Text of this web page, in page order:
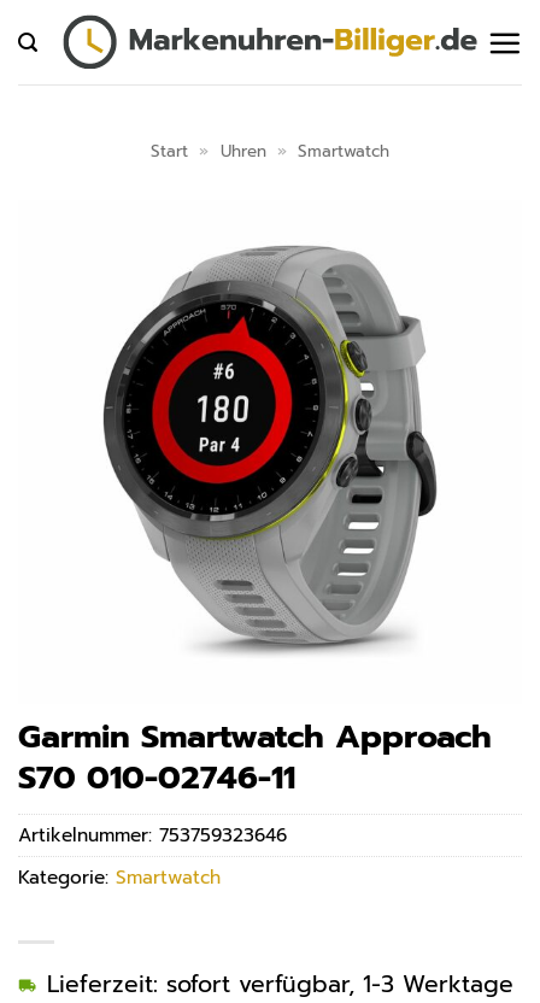
Inhalt
springen
Start » Uhren » Smartwatch
Garmin Smartwatch Approach
S70 010-02746-11
Lieferzeit: sofort verfügbar, 1-3 Werktage
Artikelnummer: 753759323646
Kategorie: Smartwatch